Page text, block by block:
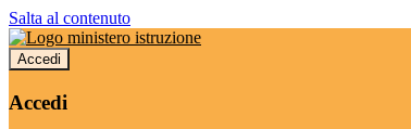
Salta al contenuto
Accedi
Accedi